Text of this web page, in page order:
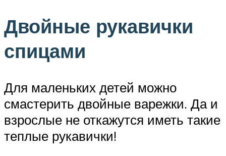
Двойные рукавички
спицами
Для маленьких детей можно
смастерить двойные варежки. Да и
взрослые не откажутся иметь такие
теплые рукавички!